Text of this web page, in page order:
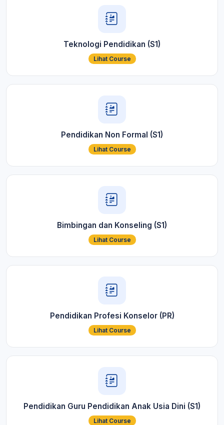
Teknologi Pendidikan (S1)
Lihat Course
Pendidikan Non Formal (S1)
Lihat Course
Bimbingan dan Konseling (S1)
Lihat Course
Pendidikan Profesi Konselor (PR)
Lihat Course
Pendidikan Guru Pendidikan Anak Usia Dini (S1)
Lihat Course